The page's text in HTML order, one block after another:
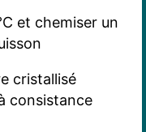
et chemiser un
cristallisé
consistance